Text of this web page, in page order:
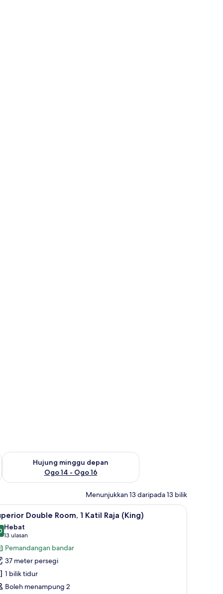
ini Ogo 7 - Ogo 9
Hujung minggu depan
Ogo 14 - Ogo 16
Semak ketersediaan untuk hujung minggu depan Ogo 14 -
Menunjukkan 13 daripada 13 bilik
bulu kapas, tilam berlapik Peralatan tempat tidur premium, gebar bulu
7 Double Room, 1 Katil Raja (King)
daripada 10
Hebat
13 ulasan
(13
ulasan)
Pemandangan bandar
37 meter persegi
1 bilik tidur
Boleh menampung 2